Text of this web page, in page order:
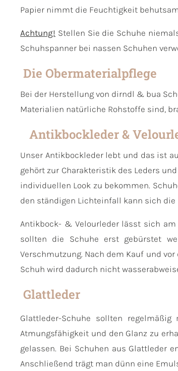
Papier nimmt die Feuchtigkeit
Achtung! Stellen Sie die Schuhe
Schuhspanner bei nassen Schuhen
Die Obermaterialpflege
Bei der Herstellung von dirndl & bua
Materialien natürliche Rohstoffe sind,
Antikbockleder &
Unser Antikbockleder lebt und das ist
gehört zur Charakteristik des Leders
individuellen Look zu bekommen.
den ständigen Lichteinfall kann sich die
Antikbock- & Velourleder lässt sich
sollten die Schuhe erst gebürstet
Verschmutzung. Nach dem Kauf und
Schuh wird dadurch nicht
Glattleder
Glattleder-Schuhe sollten
Atmungsfähigkeit und den Glanz zu
gelassen. Bei Schuhen aus Glattleder
Anschließend trägt man dünn eine